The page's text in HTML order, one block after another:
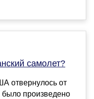
самолет?
отвернулось от
было произведено